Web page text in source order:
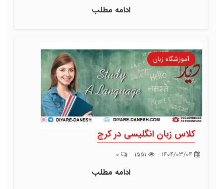
ادامه مطلب
آموزشگاه زبان
کلاس زبان انگلیسی در کرج
ادامه مطلب